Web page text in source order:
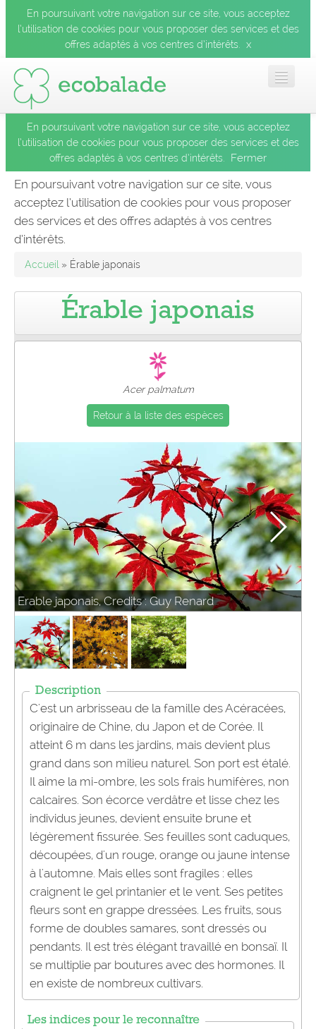
En poursuivant votre navigation sur ce site, vous acceptez
l’utilisation de cookies pour vous proposer des services et des
offres adaptés à vos centres d’intérêts.
x
Accueil
Les balades
Les espèces
Le blog
Pro
En poursuivant votre navigation sur ce site, vous acceptez
l’utilisation de cookies pour vous proposer des services et des
offres adaptés à vos centres d’intérêts.
Fermer
En poursuivant votre navigation sur ce site, vous
acceptez l’utilisation de cookies pour vous proposer
des services et des offres adaptés à vos centres
d’intérêts.
Accueil » Érable japonais
Érable japonais
Acer palmatum
Retour à la liste des espèces
Erable japonais, Credits : Guy Renard
Description
C'est un arbrisseau de la famille des Acéracées,
originaire de Chine, du Japon et de Corée. Il
atteint 6 m dans les jardins, mais devient plus
grand dans son milieu naturel. Son port est étalé.
Il aime la mi-ombre, les sols frais humifères, non
calcaires. Son écorce verdâtre et lisse chez les
individus jeunes, devient ensuite brune et
légèrement fissurée. Ses feuilles sont caduques,
découpées, d'un rouge, orange ou jaune intense
à l'automne. Mais elles sont fragiles : elles
craignent le gel printanier et le vent. Ses petites
fleurs sont en grappe dressées. Les fruits, sous
forme de doubles samares, sont dressés ou
pendants. Il est très élégant travaillé en bonsaï. Il
se multiplie par boutures avec des hormones. Il
en existe de nombreux cultivars.
Les indices pour le reconnaître